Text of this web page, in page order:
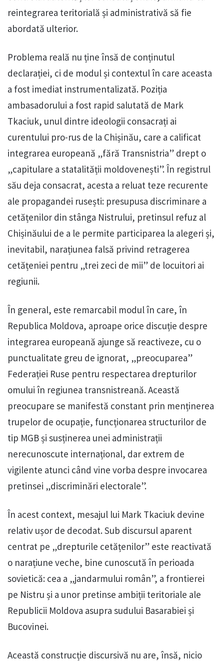
reintegrarea teritorială și administrativă să fie
abordată ulterior.
Problema reală nu ține însă de conținutul
declarației, ci de modul și contextul în care aceasta
a fost imediat instrumentalizată. Poziția
ambasadorului a fost rapid salutată de Mark
Tkaciuk, unul dintre ideologii consacrați ai
curentului pro-rus de la Chișinău, care a calificat
integrarea europeană „fără Transnistria” drept o
„capitulare a statalității moldovenești”. În registrul
său deja consacrat, acesta a reluat teze recurente
ale propagandei rusești: presupusa discriminare a
cetățenilor din stânga Nistrului, pretinsul refuz al
Chișinăului de a le permite participarea la alegeri și,
inevitabil, narațiunea falsă privind retragerea
cetățeniei pentru „trei zeci de mii” de locuitori ai
regiunii.
În general, este remarcabil modul în care, în
Republica Moldova, aproape orice discuție despre
integrarea europeană ajunge să reactiveze, cu o
punctualitate greu de ignorat, „preocuparea”
Federației Ruse pentru respectarea drepturilor
omului în regiunea transnistreană. Această
preocupare se manifestă constant prin menținerea
trupelor de ocupație, funcționarea structurilor de
tip MGB și susținerea unei administrații
nerecunoscute internațional, dar extrem de
vigilente atunci când vine vorba despre invocarea
pretinsei „discriminări electorale”.
În acest context, mesajul lui Mark Tkaciuk devine
relativ ușor de decodat. Sub discursul aparent
centrat pe „drepturile cetățenilor” este reactivată
o narațiune veche, bine cunoscută în perioada
sovietică: cea a „jandarmului român”, a frontierei
pe Nistru și a unor pretinse ambiții teritoriale ale
Republicii Moldova asupra sudului Basarabiei și
Bucovinei.
Această construcție discursivă nu are, însă, nicio